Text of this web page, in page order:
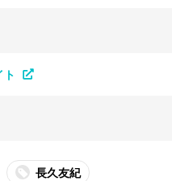
ト
長久友紀